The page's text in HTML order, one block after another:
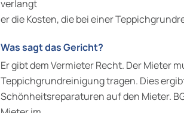
verlangt
er die Kosten, die bei einer
Was sagt das Gericht?
Er gibt dem Vermieter Recht. Der Mieter
Teppichgrundreinigung tragen. Dies
Schönheitsreparaturen auf den Mieter.